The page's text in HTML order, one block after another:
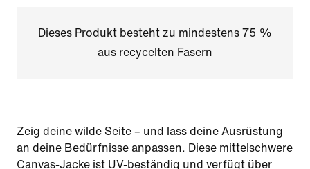
Dieses Produkt besteht zu mindestens 75 %
aus recycelten Fasern
Zeig deine wilde Seite – und lass deine Ausrüstung
an deine Bedürfnisse anpassen. Diese mittelschwere
Canvas-Jacke ist UV-beständig und verfügt über